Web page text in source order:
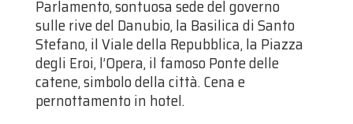
Parlamento, sontuosa sede del governo
sulle rive del Danubio, la Basilica di Santo
Stefano, il Viale della Repubblica, la Piazza
degli Eroi, l’Opera, il famoso Ponte delle
catene, simbolo della città. Cena e
pernottamento in hotel.